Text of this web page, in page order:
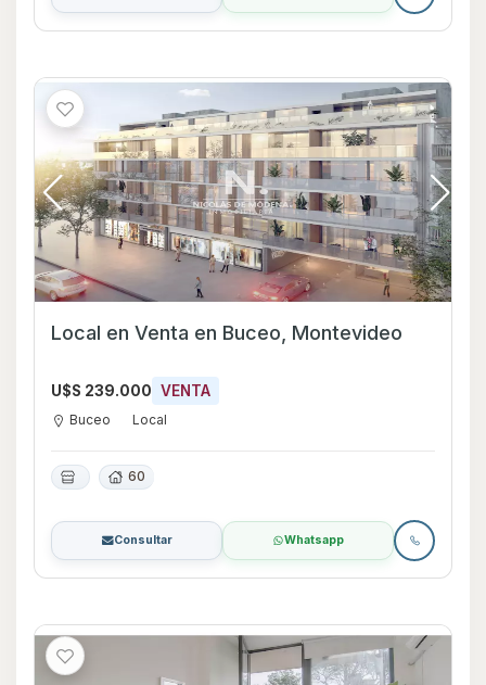
Local en Venta en Buceo, Montevideo
U$S 239.000 VENTA
Buceo Local
60
Consultar Whatsapp